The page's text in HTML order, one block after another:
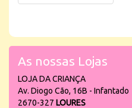
As nossas Lojas
LOJA DA CRIANÇA
Av. Diogo Cão, 16B - Infantado
2670-327 LOURES